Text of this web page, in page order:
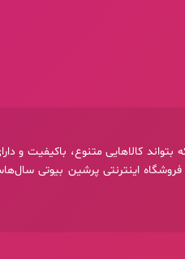
کالاهایی متنوع، باکیفیت
اینترنتی پرشین بیوتی